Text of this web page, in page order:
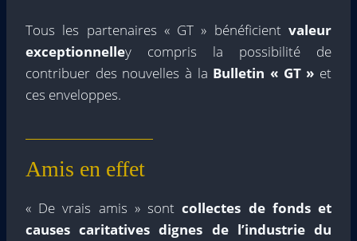
Tous les partenaires « GT » bénéficient valeur
exceptionnelley compris la possibilité de
contribuer des nouvelles à la Bulletin « GT » et
ces enveloppes.
Amis en effet
« De vrais amis » sontcollectes de fonds et
causes caritatives dignes de l’industrie du